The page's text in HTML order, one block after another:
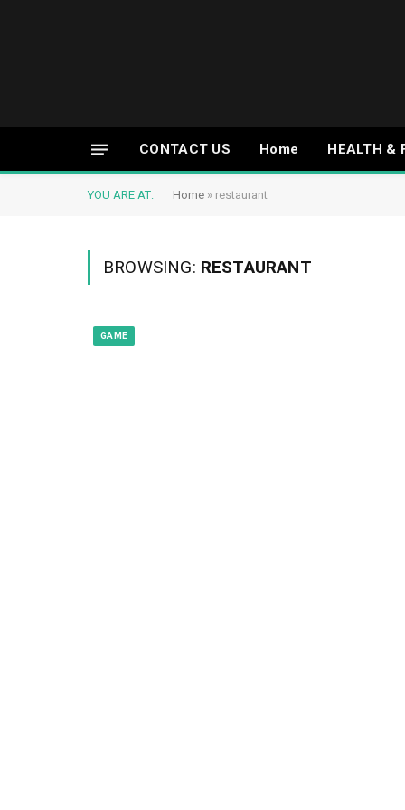
CONTACT US Home HEALTH &
YOU ARE AT: Home » restaurant
BROWSING: RESTAURANT
GAME